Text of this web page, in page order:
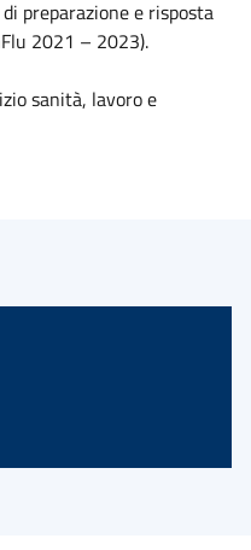
preparazione e risposta
2021 – 2023).
sanità, lavoro e